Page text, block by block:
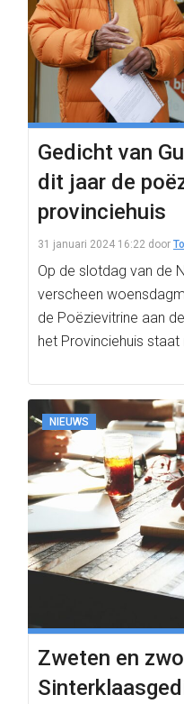
Gedicht van
dit jaar de
provinciehuis
31 januari 2024 16:22 door
Op de slotdag van de
verscheen
de Poëzievitrine aan
het Provinciehuis
NIEUWS
Zweten en